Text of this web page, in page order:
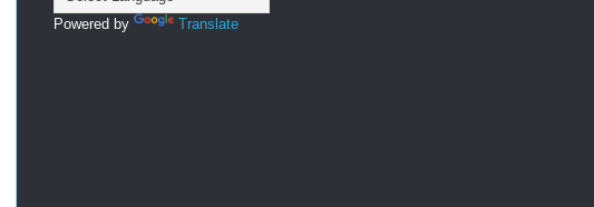
Powered by Translate